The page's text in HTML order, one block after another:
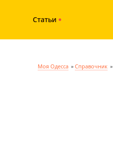
Статьи
Моя Одесса » Справочник »